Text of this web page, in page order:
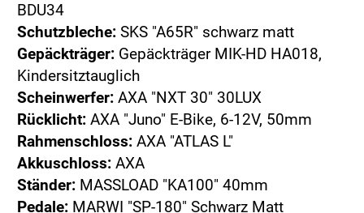
BDU34
Schutzbleche: SKS "A65R" schwarz matt
Gepäckträger: Gepäckträger MIK-HD HA018,
Kindersitztauglich
Scheinwerfer: AXA "NXT 30" 30LUX
Rücklicht: AXA "Juno" E-Bike, 6-12V, 50mm
Rahmenschloss: AXA "ATLAS L"
Akkuschloss: AXA
Ständer: MASSLOAD "KA100" 40mm
Pedale: MARWI "SP-180" Schwarz Matt